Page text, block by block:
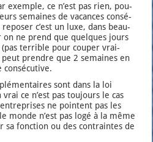
exemple, ce n’est pas rien, pou­
semaines de vacances consé­
c’est un luxe, dans beau­
on ne prend que quelques jours
(pas ter­rible pour cou­per vrai­
prendre que 2 semaines en
sont dans la loi
vrai ce n’est pas tou­jours le cas
ne pointent pas les
monde n’est pas logé à la même
sa fonc­tion ou des contraintes de